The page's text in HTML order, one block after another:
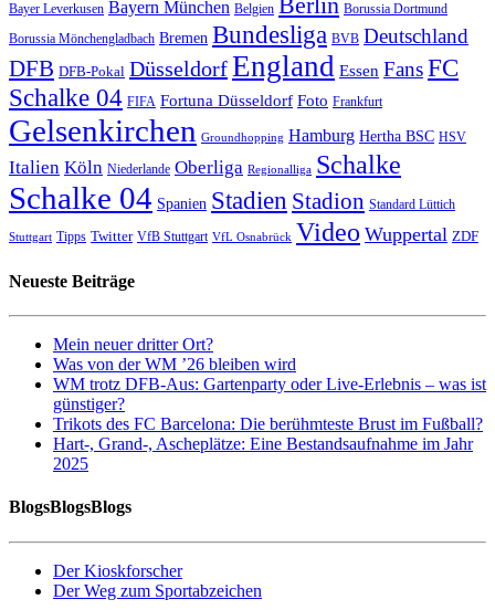
Bayer Leverkusen Bayern München Belgien
Borussia Dortmund
Borussia Mönchengladbach Bremen Bundesliga BVB Deutschland
DFB DFB-Pokal DüsseldorfEngland Essen FansFC
Schalke 04 FIFA Fortuna Düsseldorf Foto Frankfurt
Gelsenkirchen Groundhopping Hamburg Hertha BSC HSV
Italien Köln Niederlande Oberliga Regionalliga Schalke
Schalke 04 Spanien Stadien Stadion Standard Lüttich
Stuttgart Tipps Twitter VfB Stuttgart VfL Osnabrück Video Wuppertal ZDF
Neueste Beiträge
Mein neuer dritter Ort?
Was von der WM ’26 bleiben wird
WM trotz DFB-Aus: Gartenparty oder Live-Erlebnis – was ist
günstiger?
Trikots des FC Barcelona: Die berühmteste Brust im Fußball?
Hart-, Grand-, Ascheplätze: Eine Bestandsaufnahme im Jahr
2025
BlogsBlogsBlogs
Der Kioskforscher
Der Weg zum Sportabzeichen